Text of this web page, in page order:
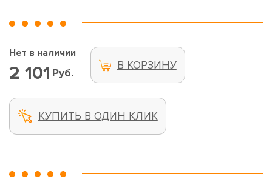
Нет в наличии
2 101 Руб.
В КОРЗИНУ
КУПИТЬ В ОДИН КЛИК